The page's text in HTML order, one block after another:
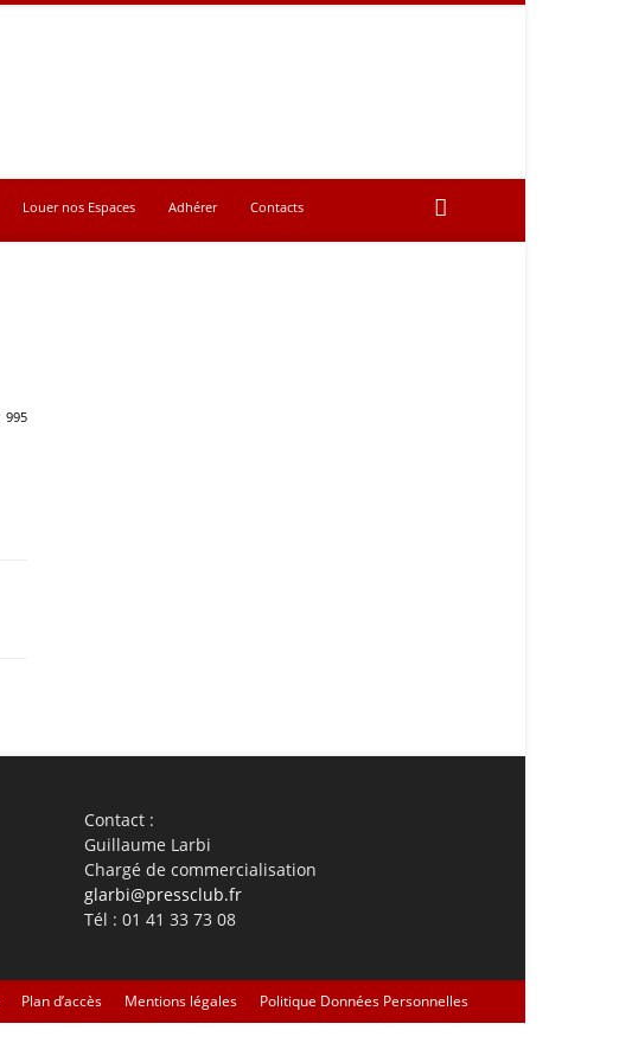
Louer nos Espaces Adhérer Contacts
995
Contact :
Guillaume Larbi
Chargé de commercialisation
glarbi@pressclub.fr
Tél : 01 41 33 73 08
Plan d’accès Mentions légales Politique Données Personnelles